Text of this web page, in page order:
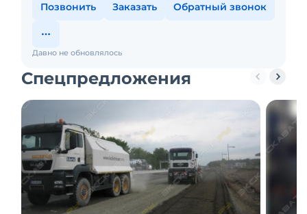
Позвонить Заказать Обратный звонок
Давно не обновлялось
Спецпредложения